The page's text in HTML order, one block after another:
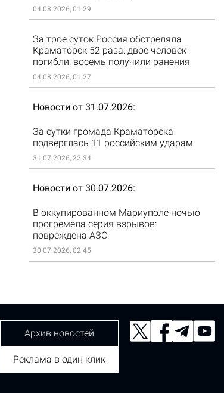
04.08.2026, 01:29
За трое суток Россия обстреляла
Краматорск 52 раза: двое человек
погибли, восемь получили ранения
04.08.2026, 01:27
Новости от 31.07.2026
За сутки громада Краматорска
подверглась 11 российским ударам
31.07.2026, 22:34
Новости от 30.07.2026
В оккупированном Мариуполе ночью
прогремела серия взрывов:
повреждена АЗС
30.07.2026, 02:45
Архив новостей
Реклама в один клик